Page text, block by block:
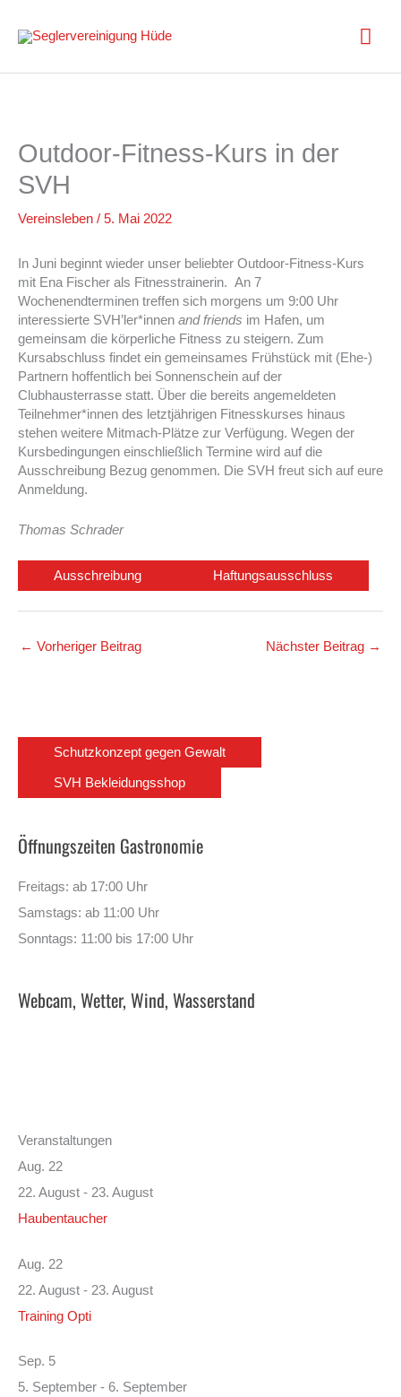
Inhalt
springen
Outdoor-Fitness-Kurs in der
SVH
Vereinsleben / 5. Mai 2022
In Juni beginnt wieder unser beliebter Outdoor-Fitness-Kurs
mit Ena Fischer als Fitnesstrainerin. An 7
Wochenendterminen treffen sich morgens um 9:00 Uhr
interessierte SVH’ler*innen and friends im Hafen, um
gemeinsam die körperliche Fitness zu steigern. Zum
Kursabschluss findet ein gemeinsames Frühstück mit (Ehe-)
Partnern hoffentlich bei Sonnenschein auf der
Clubhausterrasse statt. Über die bereits angemeldeten
Teilnehmer*innen des letztjährigen Fitnesskurses hinaus
stehen weitere Mitmach-Plätze zur Verfügung. Wegen der
Kursbedingungen einschließlich Termine wird auf die
Ausschreibung Bezug genommen. Die SVH freut sich auf eure
Anmeldung.
Thomas Schrader
Ausschreibung Haftungsausschluss
← Vorheriger Beitrag Nächster Beitrag →
Schutzkonzept gegen Gewalt
SVH Bekleidungsshop
Öffnungszeiten Gastronomie
Freitags: ab 17:00 Uhr
Samstags: ab 11:00 Uhr
Sonntags: 11:00 bis 17:00 Uhr
Webcam, Wetter, Wind, Wasserstand
Veranstaltungen
Aug. 22
22. August - 23. August
Haubentaucher
Aug. 22
22. August - 23. August
Training Opti
Sep. 5
5. September - 6. September